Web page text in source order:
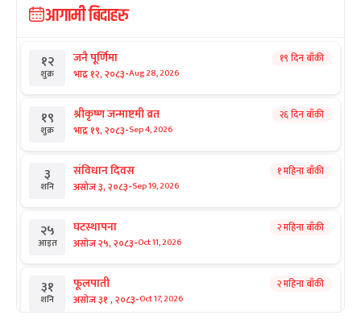
आगामी बिदाहरु
१२
शुक्र
जनै पूर्णिमा
भाद्र १२, २०८३-Aug 28, 2026
१९ दिन बाँकी
१९
शुक्र
श्रीकृष्ण जन्माष्टमी व्रत
भाद्र १९, २०८३-Sep 4, 2026
२६ दिन बाँकी
३
शनि
संविधान दिवस
असोज ३, २०८३-Sep 19, 2026
१ महिना बाँकी
२५
आइत
घटस्थापना
असोज २५, २०८३-Oct 11, 2026
२ महिना बाँकी
३१
शनि
फूलपाती
असोज ३१ , २०८३-Oct 17, 2026
२ महिना बाँकी